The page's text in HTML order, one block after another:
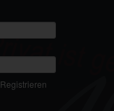
Registrieren